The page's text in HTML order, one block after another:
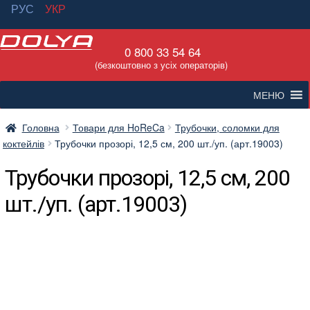
РУС
УКР
Перейти
навігації
Перейти
вмісту
0 800 33 54 64
(безкоштовно з усіх операторів)
МЕНЮ
Головна Товари для HoReCa
Трубочки, соломки для
коктейлів
Трубочки прозорі, 12,5 см, 200 шт./уп. (арт.19003)
Трубочки прозорі, 12,5 см, 200
шт./уп. (арт.19003)